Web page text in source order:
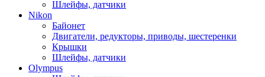
Шлейфы, датчики
Nikon
Байонет
Двигатели, редукторы, приводы, шестеренки
Крышки
Шлейфы, датчики
Olympus